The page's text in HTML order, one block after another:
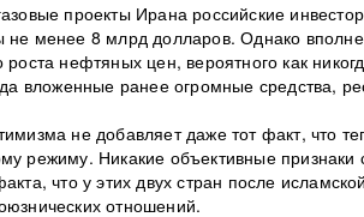
проекты Ирана российские
не менее 8 млрд долларов. Однако
роста нефтяных цен, вероятного как
вложенные ранее огромные средства,
не добавляет даже тот факт, что
режиму. Никакие объективные
что у этих двух стран после
отношений.